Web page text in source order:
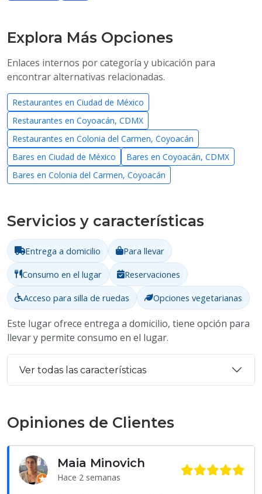
Explora Más Opciones
Enlaces internos por categoría y ubicación para
encontrar alternativas relacionadas.
Restaurantes en Ciudad de México
Restaurantes en Coyoacán, CDMX
Restaurantes en Colonia del Carmen, Coyoacán
Bares en Ciudad de México
Bares en Coyoacán, CDMX
Bares en Colonia del Carmen, Coyoacán
Servicios y características
Entrega a domicilio
Para llevar
Consumo en el lugar
Reservaciones
Acceso para silla de ruedas
Opciones vegetarianas
Este lugar ofrece entrega a domicilio, tiene opción para
llevar y permite consumo en el lugar.
Ver todas las características
Opiniones de Clientes
Maia Minovich
Hace 2 semanas